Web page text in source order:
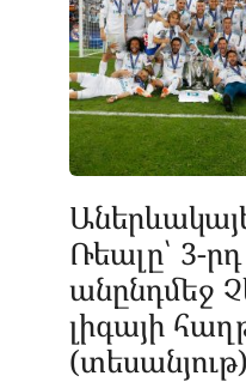
Ռեալը՝ 3-
անընդմեջ
լիգայի
(տեսանյութ)